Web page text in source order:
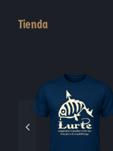
Tienda
Blasón Piedra